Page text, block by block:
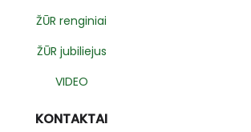
ŽŪR renginiai
ŽŪR jubiliejus
VIDEO
KONTAKTAI